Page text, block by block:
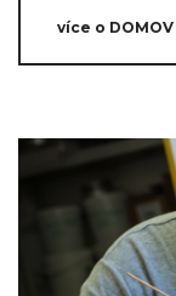
více o DOMOV